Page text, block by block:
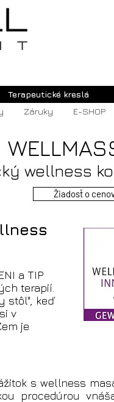
Terapeutické kreslá
Záruky E-SHOP
wellness
Žiadosť o
a TIP
terapií.
stôl", keď
v
je
s wellness
procedúrou